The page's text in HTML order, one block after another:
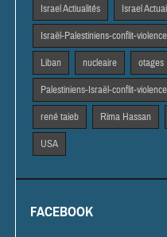
Israel Actiualités Israel
Israël-Palestiniens-conflit-
Liban nucleaire otages
Palestiniens-Israël-conflit-
rené taieb Rima Hassan
USA
FACEBOOK